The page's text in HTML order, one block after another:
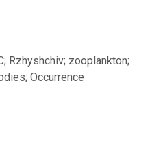
Rzhyshchiv; zooplankton;
Occurrence